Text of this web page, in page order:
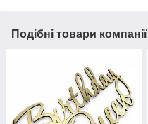
Подібні товари компанії